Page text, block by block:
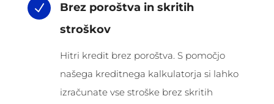
N
Brez poroštva in skritih
stroškov
Hitri kredit brez poroštva. S pomočjo
našega kreditnega kalkulatorja si lahko
izračunate vse stroške brez skritih